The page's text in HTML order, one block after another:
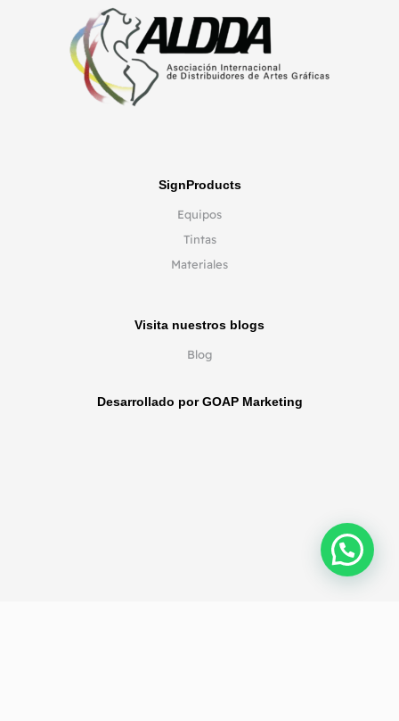
SignProducts
Equipos
Tintas
Materiales
Desarrollado por GOAP Marketing
Visita nuestros blogs
Blog